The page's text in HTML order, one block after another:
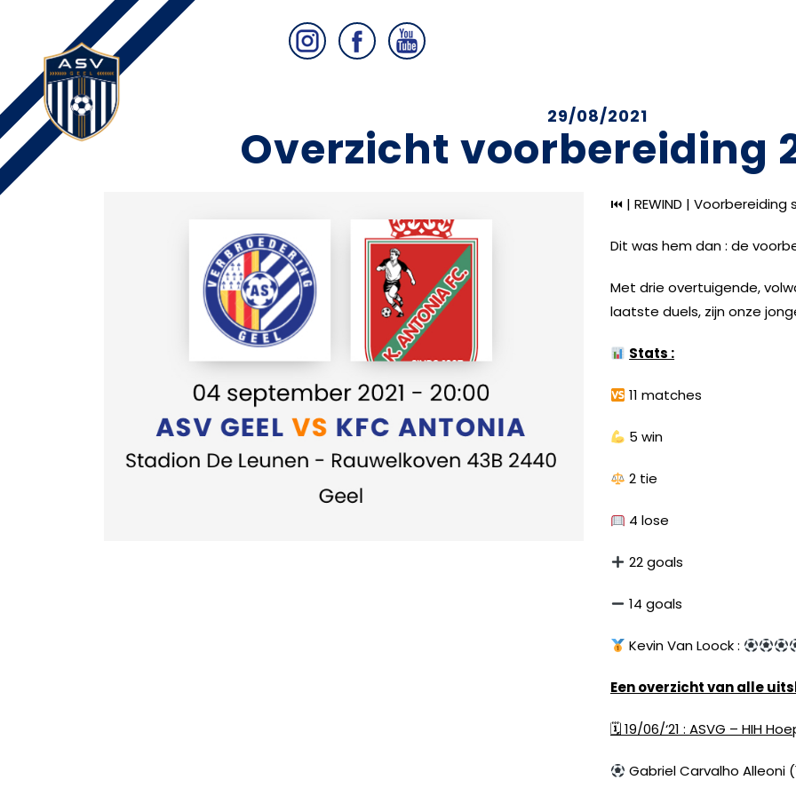
29/08/2021
Overzicht voorbereiding
⏮ | REWIND | Voorbereiding
Dit was hem dan : de
Met drie overtuigende,
laatste duels, zijn onze
Stats :
11 matches
5 win
2 tie
4 lose
22 goals
14 goals
Kevin Van Loock :
Een overzicht van alle
🗓19/06/‘21 : ASVG – HIH
Gabriel Carvalho Alleoni